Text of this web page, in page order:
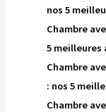
nos 5
Chambre
5 meilleures
Chambre
: nos 5
Chambre